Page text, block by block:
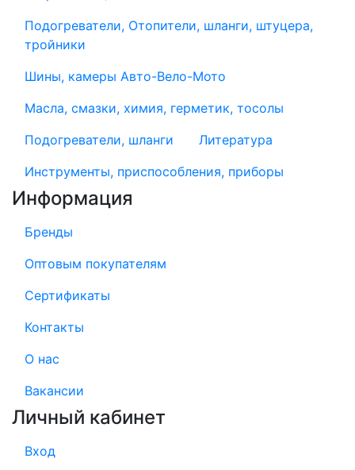
Подогреватели, Отопители, шланги, штуцера,
тройники
Шины, камеры Авто-Вело-Мото
Масла, смазки, химия, герметик, тосолы
Подогреватели, шланги
Литература
Инструменты, приспособления, приборы
Информация
Бренды
Оптовым покупателям
Сертификаты
Контакты
О нас
Вакансии
Личный кабинет
Вход